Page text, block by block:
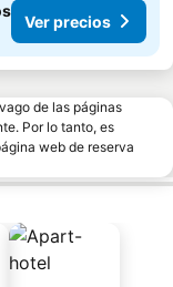
Ver precios
de las páginas
Por lo tanto, es
web de reserva